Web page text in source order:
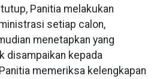
Panitia melakukan
setiap calon,
menetapkan yang
disampaikan kepada
memeriksa kelengkapan